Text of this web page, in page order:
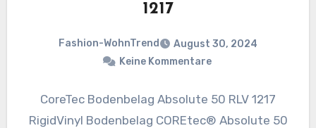
1217
Fashion-WohnTrend
August 30, 2024
Keine Kommentare
CoreTec Bodenbelag Absolute 50 RLV 1217
RigidVinyl Bodenbelag COREtec® Absolute 50